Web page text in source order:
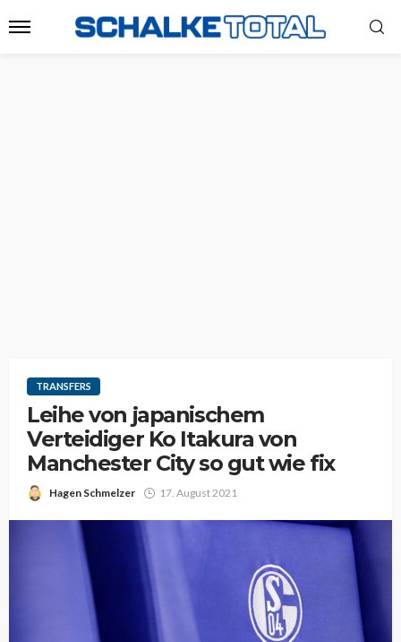
TRANSFERS
Leihe von japanischem
Verteidiger Ko Itakura von
Manchester City so gut wie fix
Hagen Schmelzer 17. August 2021